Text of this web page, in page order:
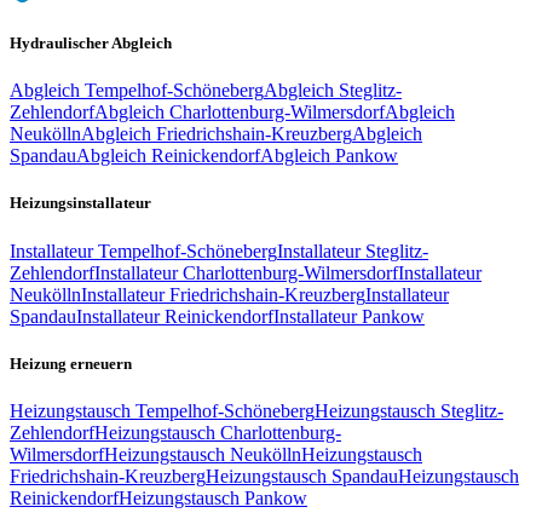
Hydraulischer Abgleich
Abgleich Tempelhof-SchönebergAbgleich Steglitz-
ZehlendorfAbgleich Charlottenburg-WilmersdorfAbgleich
NeuköllnAbgleich Friedrichshain-KreuzbergAbgleich
SpandauAbgleich ReinickendorfAbgleich Pankow
Heizungsinstallateur
Installateur Tempelhof-SchönebergInstallateur Steglitz-
ZehlendorfInstallateur Charlottenburg-WilmersdorfInstallateur
NeuköllnInstallateur Friedrichshain-KreuzbergInstallateur
SpandauInstallateur ReinickendorfInstallateur Pankow
Heizung erneuern
Heizungstausch Tempelhof-SchönebergHeizungstausch Steglitz-
ZehlendorfHeizungstausch Charlottenburg-
WilmersdorfHeizungstausch NeuköllnHeizungstausch
Friedrichshain-KreuzbergHeizungstausch SpandauHeizungstausch
ReinickendorfHeizungstausch Pankow